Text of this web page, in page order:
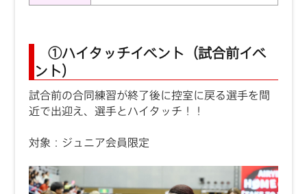
①ハイタッチイベント（試合前イベ
ント）
試合前の合同練習が終了後に控室に戻る選手を間
近で出迎え、選手とハイタッチ！！
対象：ジュニア会員限定